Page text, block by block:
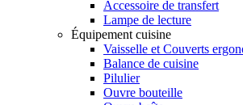
Accessoire de transfert
Lampe de lecture
Équipement cuisine
Vaisselle et Couverts
Balance de cuisine
Pilulier
Ouvre bouteille